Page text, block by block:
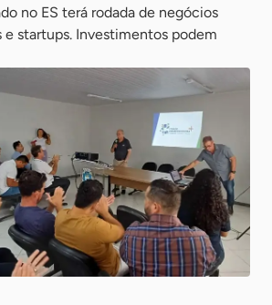
no ES terá rodada de negócios
startups. Investimentos podem